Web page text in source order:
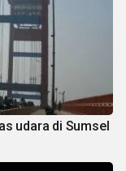
udara di Sumsel